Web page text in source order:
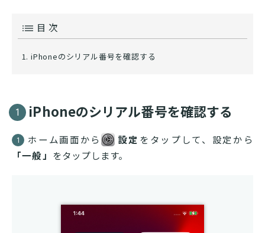
目 次
iPhoneのシリアル番号を確認する
1 iPhoneのシリアル番号を確認する
1 ホーム画面から 設定 をタップして、設定から
「一般」 をタップします。